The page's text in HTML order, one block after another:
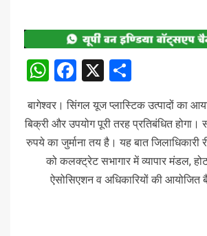
WhatsApp
Facebook
X
बागेश्वर। सिंगल यूज प्लास्टिक उत्पादों का
बिक्री और उपयोग पूरी तरह प्रतिबंधित
रुपये का जुर्माना तय है। यह बात जिलाधिकारी
को कलक्ट्रेट सभागार में व्यापार मंडल,
ऐसोसिएशन व अधिकारियों की आयोजित